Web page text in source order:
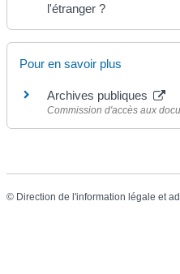
l'étranger ?
Pour en savoir plus
Archives publiques
Commission d'accès aux
© Direction de l'information légale et